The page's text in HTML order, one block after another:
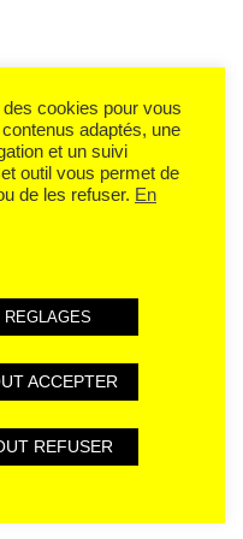
cookies pour vous
adaptés, une
et un suivi
outil vous permet de
de les refuser. En
REGLAGES
ACCEPTER
REFUSER